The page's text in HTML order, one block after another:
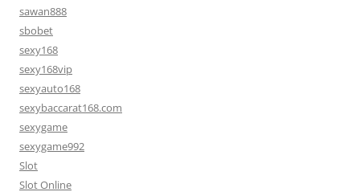
sawan888
sbobet
sexy168
sexy168vip
sexyauto168
sexybaccarat168.com
sexygame
sexygame992
Slot
Slot Online